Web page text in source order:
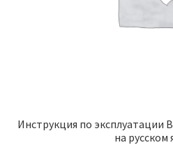
Инструкция по эксплуатации
на русском